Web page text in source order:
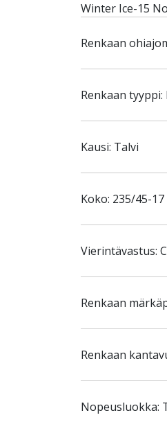
Winter Ice-15
Renkaan
Renkaan
Kausi: Talvi
Koko: 235/45-17
Vierintävastus: C
Renkaan
Renkaan
Nopeusluokka: